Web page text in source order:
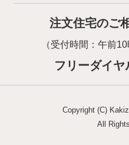
注文住宅のご
（受付時間：午前
フリーダイ
Copyright (C)
All